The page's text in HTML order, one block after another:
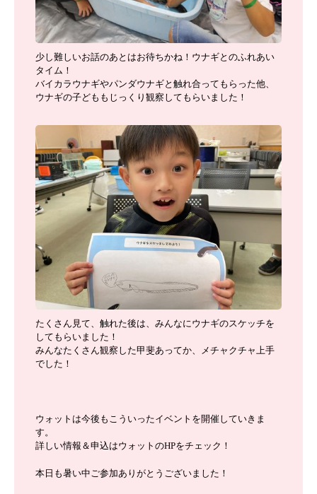
少し難しいお話のあとはお待ちかね！ウナギとのふれあい
タイム！
バイカラウナギやパンダウナギと触れ合ってもらった他、
ウナギの子どももじっくり観察してもらいました！
たくさん見て、触れた後は、みんなにウナギのスケッチを
してもらいました！
みんなたくさん観察した甲斐あってか、メチャクチャ上手
でした！
ウォットは今後もこういったイベントを開催していきま
す。
詳しい情報＆申込はウォットのHPをチェック！
本日も暑い中ご参加ありがとうございました！